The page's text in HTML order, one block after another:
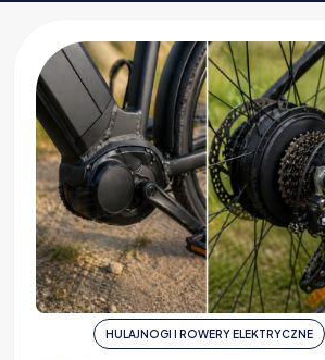
HULAJNOGI I ROWERY ELEKTRYCZNE